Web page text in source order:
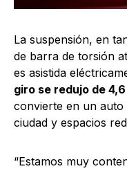
La suspensión, en
de barra de torsión
es asistida
giro se redujo de
convierte en un
ciudad y espacios
“Estamos muy